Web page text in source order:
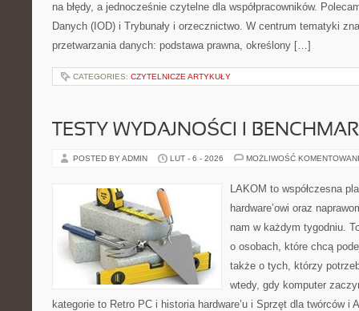
na błędy, a jednocześnie czytelne dla współpracowników.
Danych (IOD) i Trybunały i orzecznictwo. W centrum tematyki
przetwarzania danych: podstawa prawna, określony […]
CATEGORIES: CZYTELNICZE ARTYKUŁY
TESTY WYDAJNOŚCI I
POSTED BY ADMIN LUT - 6 - 2026 MOŻLIWOŚĆ
LAKOM to współczesna
hardware’owi oraz
nam w każdym tygodniu.
o osobach, które chcą
także o tych, którzy
wtedy, gdy komputer
kategorie to Retro PC i historia hardware’u i Sprzęt dla twórców i